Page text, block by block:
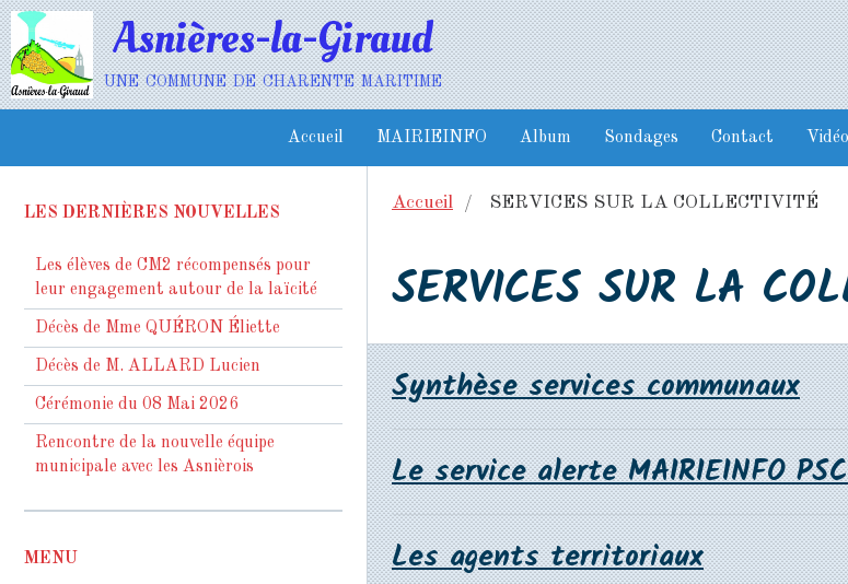
Asnières-la-Giraud
une commune de charente maritime
Accueil MAIRIEINFO Album Sondages Contact
Accueil SERVICES SUR LA COLLECTIVITÉ
SERVICES SUR LA
Synthèse services communaux
Le service alerte MAIRIEINFO PSC
Les agents territoriaux
LES DERNIÈRES NOUVELLES
Les élèves de CM2 récompensés pour
leur engagement autour de la laïcité
Décès de Mme QUÉRON Éliette
Décès de M. ALLARD Lucien
Cérémonie du 08 Mai 2026
Rencontre de la nouvelle équipe
municipale avec les Asnièrois
MENU